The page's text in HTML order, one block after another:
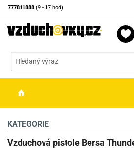
777811888 (9 - 17 hod)
OPTIKA
KATEGORIE
Vzduchová pistole Bersa